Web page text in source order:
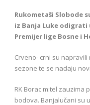
Rukometaši Slobode
iz Banja Luke odigrati
Premijer lige Bosne i
Crveno- crni su
sezone te se nadaju
RK Borac m:tel zauzima
bodova. Banjalučani su